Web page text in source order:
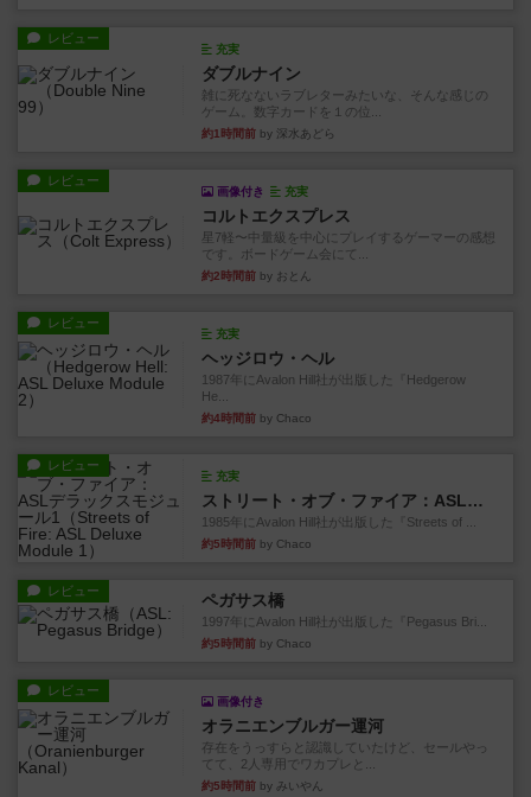
レビュー
充実
ダブルナイン
雑に死なないラブレターみたいな、そんな感じの
ゲーム。数字カードを１の位...
約1時間前 by 深水あどら
レビュー
画像付き 充実
コルトエクスプレス
星7軽〜中量級を中心にプレイするゲーマーの感想
です。ボードゲーム会にて...
約2時間前 by おとん
レビュー
充実
ヘッジロウ・ヘル
1987年にAvalon Hill社が出版した『Hedgerow
He...
約4時間前 by Chaco
レビュー
充実
ストリート・オブ・ファイア：ASLデラックスモジュール1
1985年にAvalon Hill社が出版した『Streets of ...
約5時間前 by Chaco
レビュー ペガサス橋
1997年にAvalon Hill社が出版した『Pegasus Bri...
約5時間前 by Chaco
レビュー
画像付き
オラニエンブルガー運河
存在をうっすらと認識していたけど、セールやっ
てて、2人専用でワカプレと...
約5時間前 by みいやん